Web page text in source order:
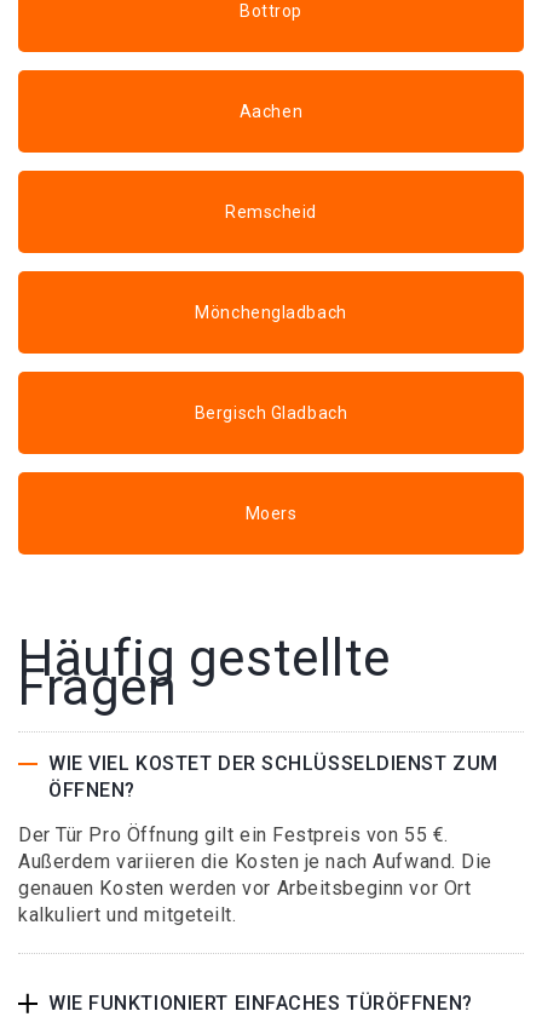
Bottrop
Aachen
Remscheid
Mönchengladbach
Bergisch Gladbach
Moers
Häufig gestellte
Fragen
WIE VIEL KOSTET DER SCHLÜSSELDIENST ZUM
ÖFFNEN?
Der Tür Pro Öffnung gilt ein Festpreis von 55 €.
Außerdem variieren die Kosten je nach Aufwand. Die
genauen Kosten werden vor Arbeitsbeginn vor Ort
kalkuliert und mitgeteilt.
WIE FUNKTIONIERT EINFACHES TÜRÖFFNEN?